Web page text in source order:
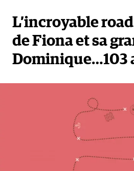
L’incroyable
de Fiona et sa
Dominique…103